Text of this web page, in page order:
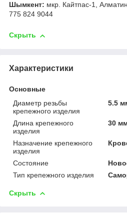
Шымкент: мкр. Кайтпас-1,
775 824 9044
Скрыть
Характеристики
Основные
Диаметр резьбы
крепежного изделия
5.5
Длина крепежного
изделия
30
Назначение крепежного
изделия
Состояние
Тип крепежного изделия
Скрыть